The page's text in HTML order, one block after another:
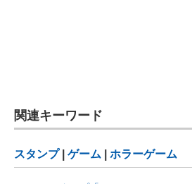
関連キーワード
スタンプ| ゲーム ホラーゲーム